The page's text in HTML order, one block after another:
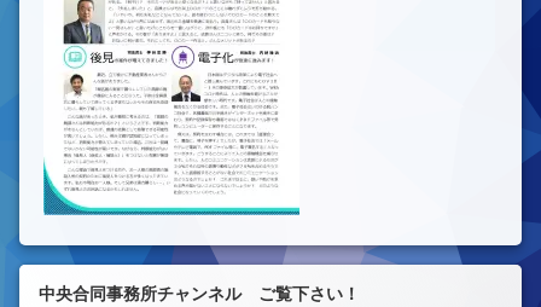
中央合同事務所チャンネル ご覧下さい！